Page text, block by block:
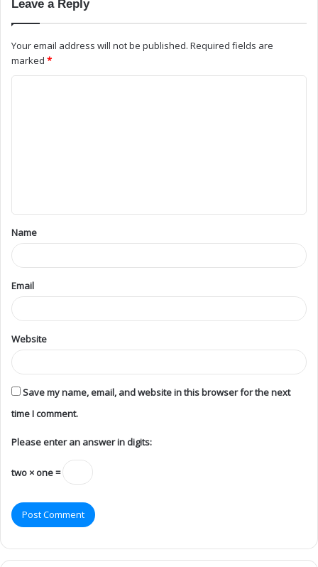
Leave a Reply
Your email address will not be published. Required fields are
marked *
Name
Email
Website
Save my name, email, and website in this browser for the next
time I comment.
Please enter an answer in digits:
two × one =